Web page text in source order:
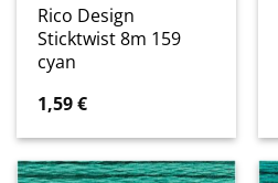
Rico Design
Sticktwist 8m 159
cyan
1,59€